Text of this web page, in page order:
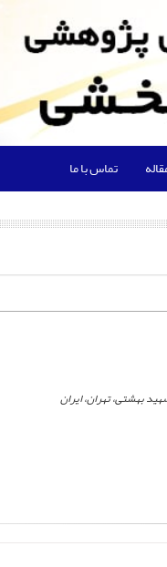
تماس با ما
بهشتی، تهران، ایران